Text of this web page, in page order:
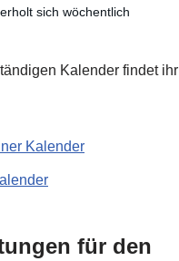
sich wöchentlich
Kalender findet ihr
Kalender
für den